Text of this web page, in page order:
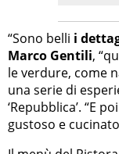
“Sono belli i
Marco Gentili,
le verdure, come
una serie di
‘Repubblica’. “E poi
gustoso e